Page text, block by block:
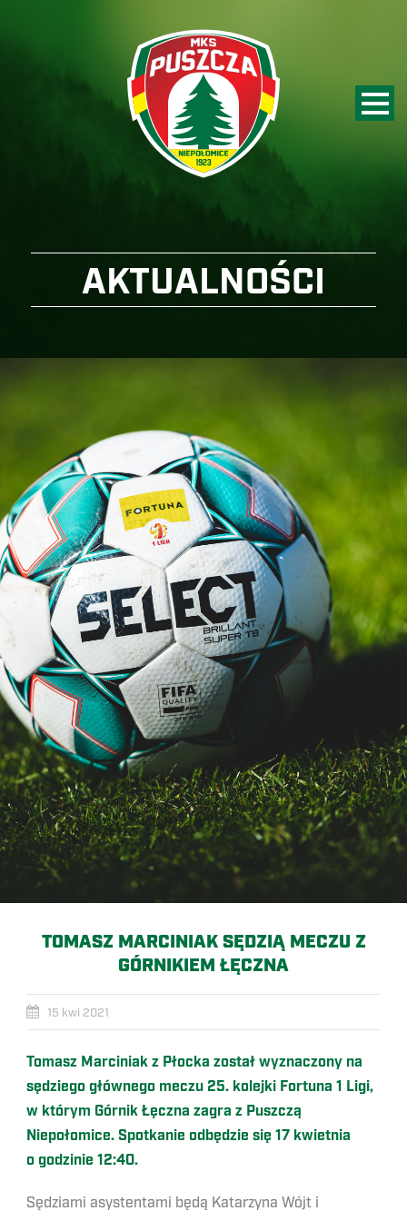
AKTUALNOŚCI
TOMASZ MARCINIAK SĘDZIĄ MECZU Z
GÓRNIKIEM ŁĘCZNA
15 kwi 2021
Tomasz Marciniak z Płocka został wyznaczony na
sędziego głównego meczu 25. kolejki Fortuna 1 Ligi,
w którym Górnik Łęczna zagra z Puszczą
Niepołomice. Spotkanie odbędzie się 17 kwietnia
o godzinie 12:40.
Sędziami asystentami będą Katarzyna Wójt i